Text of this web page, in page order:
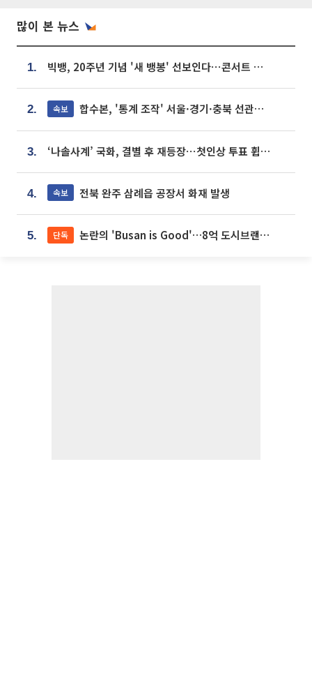
많이 본 뉴스
1. 빅뱅, 20주년 기념 '새 뱅봉' 선보인다⋯콘서트 앞두고 팝업 개최
2. 속보 합수본, '통계 조작' 서울·경기·충북 선관위 등 추가 압수수색
3. ‘나솔사계’ 국화, 결별 후 재등장⋯첫인상 투표 휩쓸고 ‘인기녀’ 등극
4. 속보 전북 완주 삼례읍 공장서 화재 발생
5. 단독 논란의 'Busan is Good'…8억 도시브랜드, 용산 대통령실 CI 업체가 수행